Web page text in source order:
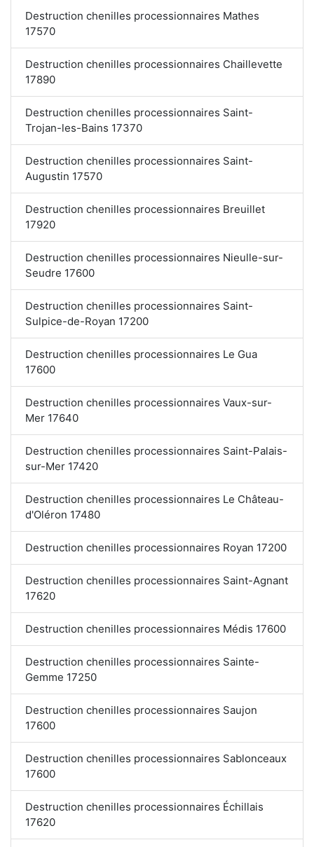
Destruction chenilles processionnaires Mathes
17570
Destruction chenilles processionnaires Chaillevette
17890
Destruction chenilles processionnaires Saint-
Trojan-les-Bains 17370
Destruction chenilles processionnaires Saint-
Augustin 17570
Destruction chenilles processionnaires Breuillet
17920
Destruction chenilles processionnaires Nieulle-sur-
Seudre 17600
Destruction chenilles processionnaires Saint-
Sulpice-de-Royan 17200
Destruction chenilles processionnaires Le Gua
17600
Destruction chenilles processionnaires Vaux-sur-
Mer 17640
Destruction chenilles processionnaires Saint-Palais-
sur-Mer 17420
Destruction chenilles processionnaires Le Château-
d'Oléron 17480
Destruction chenilles processionnaires Royan 17200
Destruction chenilles processionnaires Saint-Agnant
17620
Destruction chenilles processionnaires Médis 17600
Destruction chenilles processionnaires Sainte-
Gemme 17250
Destruction chenilles processionnaires Saujon
17600
Destruction chenilles processionnaires Sablonceaux
17600
Destruction chenilles processionnaires Échillais
17620